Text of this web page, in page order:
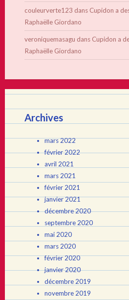
couleurverte123 dans Cupidon a
Raphaëlle Giordano
veroniquemasagu dans Cupidon a
Raphaëlle Giordano
Archives
mars 2022
février 2022
avril 2021
mars 2021
février 2021
janvier 2021
décembre 2020
septembre 2020
mai 2020
mars 2020
février 2020
janvier 2020
décembre 2019
novembre 2019